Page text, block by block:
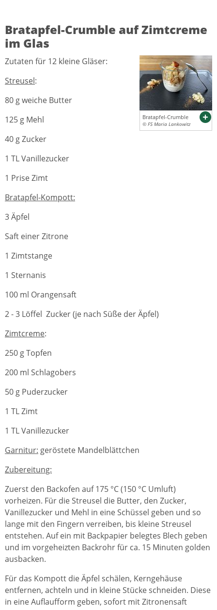
Bratapfel-Crumble auf Zimtcreme
im Glas
Bratapfel-Crumble
© FS Maria Lankowitz
Zutaten für 12 kleine Gläser:
Streusel:
80 g weiche Butter
125 g Mehl
40 g Zucker
1 TL Vanillezucker
1 Prise Zimt
Bratapfel-Kompott:
3 Äpfel
Saft einer Zitrone
1 Zimtstange
1 Sternanis
100 ml Orangensaft
2 - 3 Löffel Zucker (je nach Süße der Äpfel)
Zimtcreme:
250 g Topfen
200 ml Schlagobers
50 g Puderzucker
1 TL Zimt
1 TL Vanillezucker
Garnitur: geröstete Mandelblättchen
Zubereitung:
Zuerst den Backofen auf 175 °C (150 °C Umluft)
vorheizen. Für die Streusel die Butter, den Zucker,
Vanillezucker und Mehl in eine Schüssel geben und so
lange mit den Fingern verreiben, bis kleine Streusel
entstehen. Auf ein mit Backpapier belegtes Blech geben
und im vorgeheizten Backrohr für ca. 15 Minuten golden
ausbacken.
Für das Kompott die Äpfel schälen, Kerngehäuse
entfernen, achteln und in kleine Stücke schneiden. Diese
in eine Auflaufform geben, sofort mit Zitronensaft